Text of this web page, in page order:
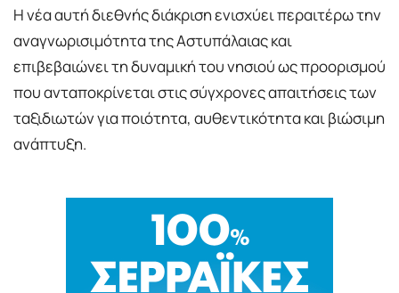
Η νέα αυτή διεθνής διάκριση ενισχύει περαιτέρω την
αναγνωρισιμότητα της Αστυπάλαιας και
επιβεβαιώνει τη δυναμική του νησιού ως προορισμού
που ανταποκρίνεται στις σύγχρονες απαιτήσεις των
ταξιδιωτών για ποιότητα, αυθεντικότητα και βιώσιμη
ανάπτυξη.